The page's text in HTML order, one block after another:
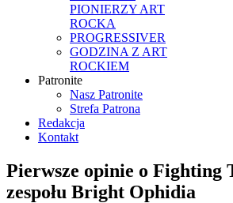
PIONIERZY ART
ROCKA
PROGRESSIVER
GODZINA Z ART
ROCKIEM
Patronite
Nasz Patronite
Strefa Patrona
Redakcja
Kontakt
Pierwsze opinie o Fighting
zespołu Bright Ophidia